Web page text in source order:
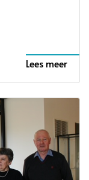
Lees meer